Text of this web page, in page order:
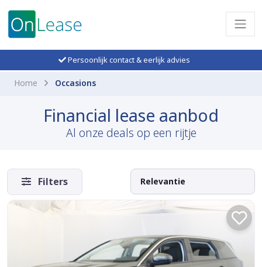
Persoonlijk contact & eerlijk advies
Home Occasions
Financial lease aanbod
Al onze deals op een rijtje
Filters